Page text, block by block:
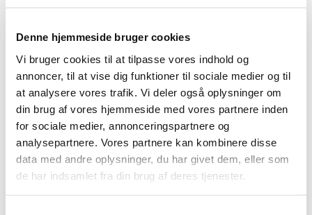
Denne hjemmeside bruger cookies
Vi bruger cookies til at tilpasse vores indhold og
annoncer, til at vise dig funktioner til sociale medier og til
at analysere vores trafik. Vi deler også oplysninger om
din brug af vores hjemmeside med vores partnere inden
for sociale medier, annonceringspartnere og
analysepartnere. Vores partnere kan kombinere disse
data med andre oplysninger, du har givet dem, eller som
de har indsamlet fra din brug af deres tjenester.
|29. maj 2026|
korrekt brug af udstyret.
Medline Industries informerer om opdatering
af listen over berørte Namic White Star Handle
Manifolds med henblik på at dække akutte
behandlingsbehov
|29. maj 2026|
Denne meddelelse indeholder information om en
opdatering af liste over berørte produkter.